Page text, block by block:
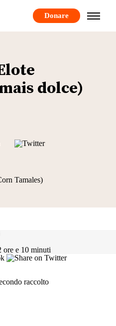
Donare
dolce)
ore e 10 minuti
raccolto